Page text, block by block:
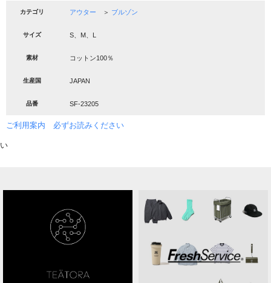
カテゴリ アウター ＞ ブルゾン
サイズ S、M、L
素材 コットン100％
生産国 JAPAN
品番 SF-23205
ご利用案内 必ずお読みください
い